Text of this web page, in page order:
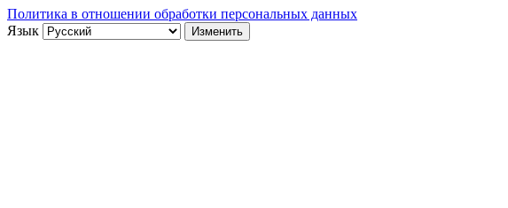
Политика в отношении обработки персональных данных
Язык